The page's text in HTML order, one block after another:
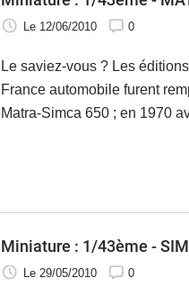
Le 12/06/2010 0
Le saviez-vous ? Les
France automobile furent
Matra-Simca 650 ; en 1970
Miniature : 1/43ème -
Le 29/05/2010 0